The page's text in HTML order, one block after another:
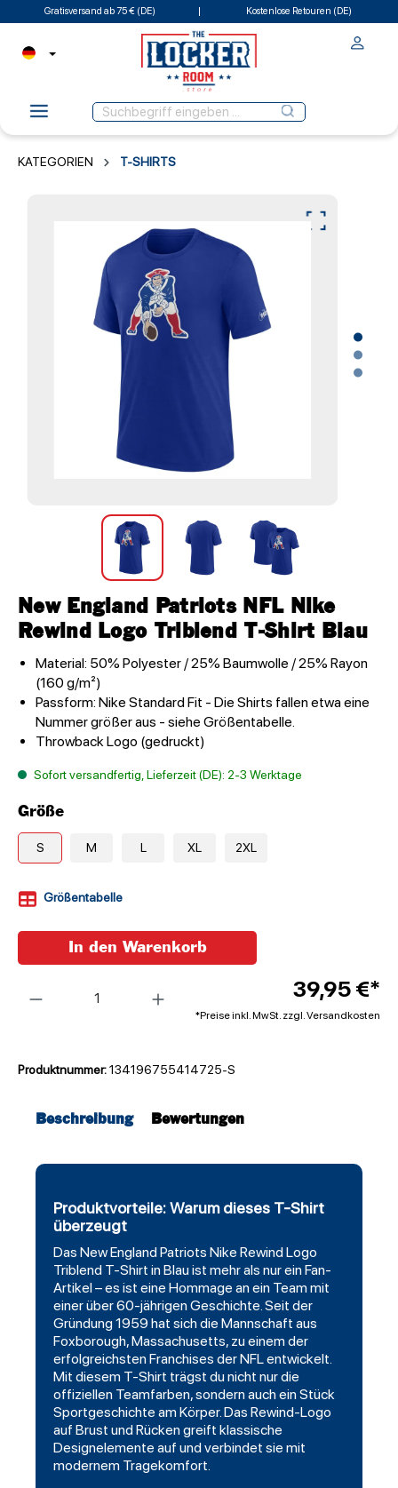
Gratisversand ab 75 € (DE) Kostenlose Retouren (DE)
KATEGORIEN T-SHIRTS
New England Patriots NFL Nike
Rewind Logo Triblend T-Shirt Blau
Material: 50% Polyester / 25% Baumwolle / 25% Rayon
(160 g/m²)
Passform: Nike Standard Fit - Die Shirts fallen etwa eine
Nummer größer aus - siehe Größentabelle.
Throwback Logo (gedruckt)
Sofort versandfertig, Lieferzeit (DE): 2-3 Werktage
Größe
S M L XL 2XL
Größentabelle
39,95 €*
*Preise inkl. MwSt. zzgl. Versandkosten
In den Warenkorb
Produktnummer:134196755414725-S
Beschreibung Bewertungen
Produktvorteile: Warum dieses T-Shirt
überzeugt
Das New England Patriots Nike Rewind Logo
Triblend T-Shirt in Blau ist mehr als nur ein Fan-
Artikel – es ist eine Hommage an ein Team mit
einer über 60-jährigen Geschichte. Seit der
Gründung 1959 hat sich die Mannschaft aus
Foxborough, Massachusetts, zu einem der
erfolgreichsten Franchises der NFL entwickelt.
Mit diesem T-Shirt trägst du nicht nur die
offiziellen Teamfarben, sondern auch ein Stück
Sportgeschichte am Körper. Das Rewind-Logo
auf Brust und Rücken greift klassische
Designelemente auf und verbindet sie mit
modernem Tragekomfort.